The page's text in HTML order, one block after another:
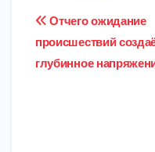
o
o
d
o
e
Post
Отчего ожидание
происшествий
глубинное